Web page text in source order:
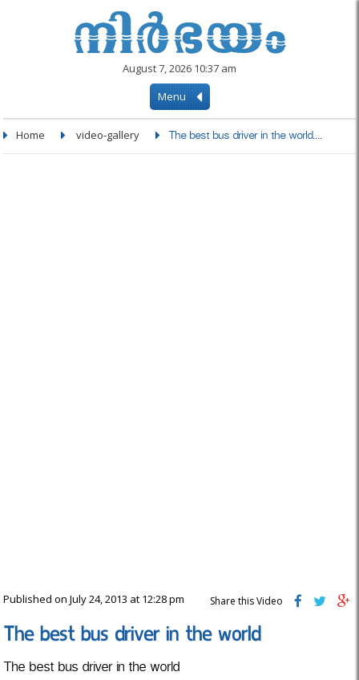
August 7, 2026 10:37 am
Menu
Home video-gallery The best bus driver in the world....
Published on July 24, 2013 at 12:28 pm Share this Video
The best bus driver in the world
The best bus driver in the world